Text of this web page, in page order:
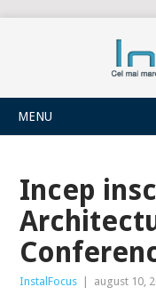
MENU
Incep
InstalFocus august 10,